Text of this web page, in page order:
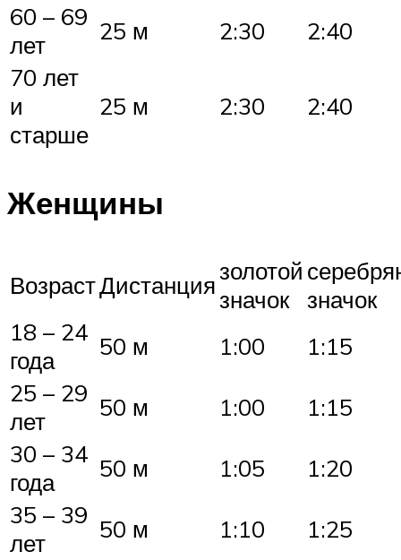
60 – 69
лет
25 м 2:30
2:40
70 лет
и
старше
25 м 2:30 2:40
Женщины
ВозрастДистанциязолотой
значок
значок
18 – 24
года
50 м 1:00
1:15
25 – 29
лет
50 м 1:00
1:15
30 – 34
года
50 м 1:05
1:20
35 – 39
лет
50 м 1:10
1:25